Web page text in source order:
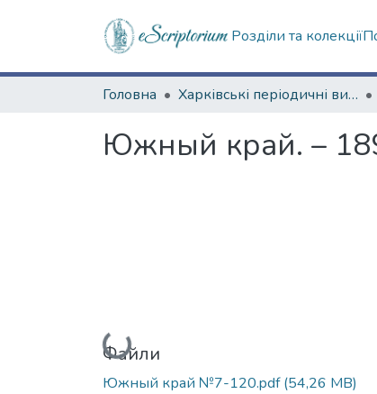
Розділи та колекції
Головна Харківські періодичні видання
Южный край. –
Вантажиться...
Файли
Южный край №7-120.pdf(54,26 MB)